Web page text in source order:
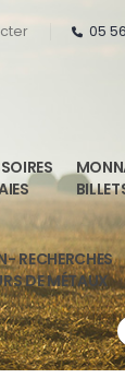
05 56
RECHERCHES
DE MÉTAUX